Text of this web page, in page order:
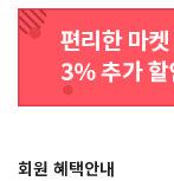
회원 혜택안내